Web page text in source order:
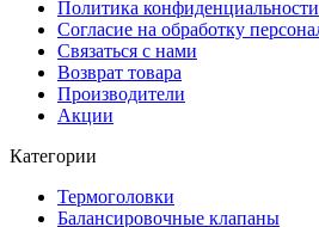
Политика конфиденциальности
Согласие на обработку
Связаться с нами
Возврат товара
Производители
Акции
Категории
Термоголовки
Балансировочные клапаны